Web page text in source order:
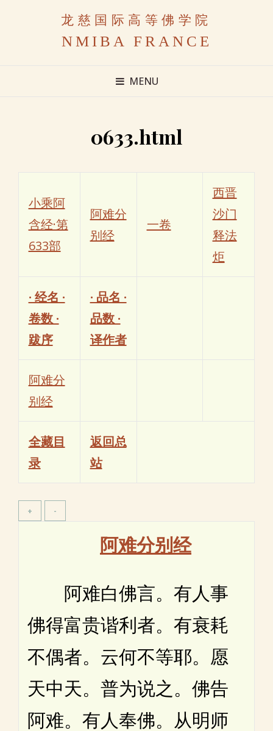
龙慈国际高等佛学院
NMIBA FRANCE
MENU
0633.html
小乘阿
含经·第
633部
阿难分
别经
一卷
西晋
沙门
释法
炬
· 经名 ·
卷数 ·
跋序
· 品名 ·
品数 ·
译作者
阿难分
别经
全藏目
录
返回总
站
阿难分别经
阿难白佛言。有人事
佛得富贵谐利者。有衰耗
不偶者。云何不等耶。愿
天中天。普为说之。佛告
阿难。有人奉佛。从明师